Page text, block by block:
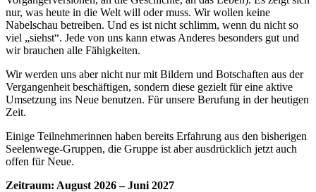
nur, was heute in die Welt will oder muss. Wir wollen keine
Nabelschau betreiben. Und es ist nicht schlimm, wenn du nicht so
viel „siehst“. Jede von uns kann etwas Anderes besonders gut und
wir brauchen alle Fähigkeiten.
Wir werden uns aber nicht nur mit Bildern und Botschaften aus der
Vergangenheit beschäftigen, sondern diese gezielt für eine aktive
Umsetzung ins Neue benutzen. Für unsere Berufung in der heutigen
Zeit.
Einige Teilnehmerinnen haben bereits Erfahrung aus den bisherigen
Seelenwege-Gruppen, die Gruppe ist aber ausdrücklich jetzt auch
offen für Neue.
Zeitraum: August 2026 – Juni 2027